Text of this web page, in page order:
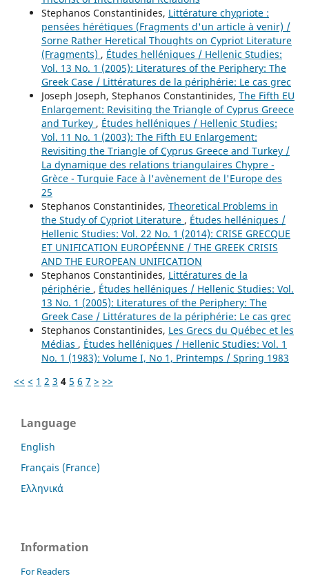
Stephanos Constantinides, Littérature chypriote :
pensées hérétiques (Fragments d'un article à venir) /
Sorne Rather Heretical Thoughts on Cypriot Literature
(Fragments) , Études helléniques / Hellenic Studies:
Vol. 13 No. 1 (2005): Literatures of the Periphery: The
Greek Case / Littératures de la périphérie: Le cas grec
Joseph Joseph, Stephanos Constantinides, The Fifth EU
Enlargement: Revisiting the Triangle of Cyprus Greece
and Turkey , Études helléniques / Hellenic Studies:
Vol. 11 No. 1 (2003): The Fifth EU Enlargement:
Revisiting the Triangle of Cyprus Greece and Turkey /
La dynamique des relations triangulaires Chypre -
Grèce - Turquie Face à l'avènement de l'Europe des
25
Stephanos Constantinides, Theoretical Problems in
the Study of Cypriot Literature , Études helléniques /
Hellenic Studies: Vol. 22 No. 1 (2014): CRISE GRECQUE
ET UNIFICATION EUROPÉENNE / THE GREEK CRISIS
AND THE EUROPEAN UNIFICATION
Stephanos Constantinides, Littératures de la
périphérie , Études helléniques / Hellenic Studies: Vol.
13 No. 1 (2005): Literatures of the Periphery: The
Greek Case / Littératures de la périphérie: Le cas grec
Stephanos Constantinides, Les Grecs du Québec et les
Médias , Études helléniques / Hellenic Studies: Vol. 1
No. 1 (1983): Volume I, No 1, Printemps / Spring 1983
<< < 1 2 3 4 5 6 7 > >>
Language
English
Français (France)
Ελληνικά
Information
For Readers